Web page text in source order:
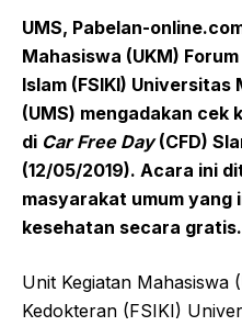
UMS, Pabelan-
Mahasiswa (UKM)
Islam (FSIKI)
(UMS) mengadakan cek
di Car Free Day(CFD)
(12/05/2019). Acara ini
masyarakat umum yang
kesehatan secara gratis.
Unit Kegiatan Mahasiswa
Kedokteran (FSIKI)